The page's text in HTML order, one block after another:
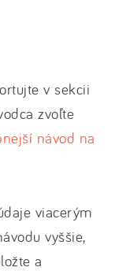
v sekcii
zvoľte
návod na
viacerým
vyššie,
a